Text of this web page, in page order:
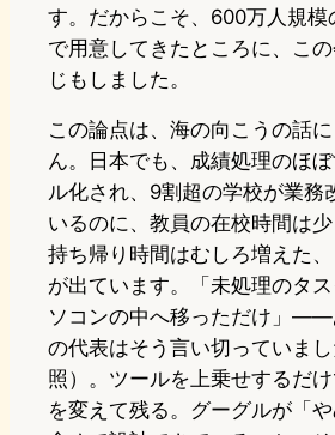
す。だからこそ、600万人規模
で用意してきたところに、こ
じもしました。
この論点は、海の向こうの話
ん。日本でも、成績処理のほ
ル化され、9割超の学校が業務
いるのに、教員の在校時間は
持ち帰り時間はむしろ増えた
が出ています。「未処理のタ
ソコンの中へ移っただけ」——
の代表はそう言い切っていま
照）。ツールを上乗せするだ
を変えて残る。グーグルが「